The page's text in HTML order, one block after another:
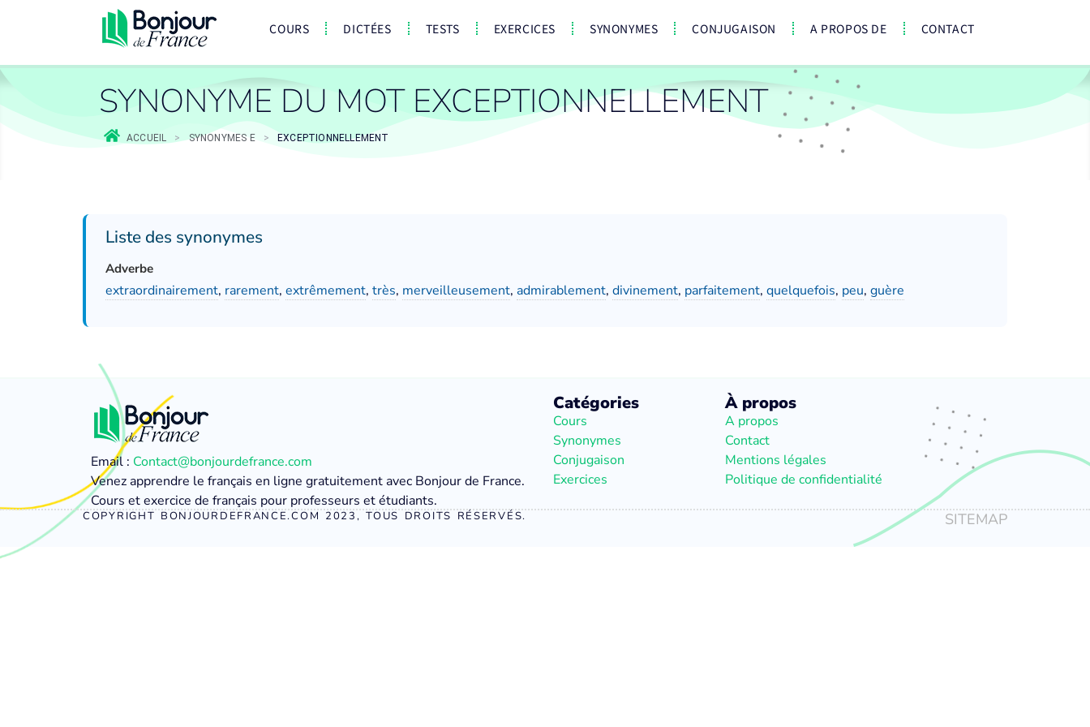
COURS DICTÉES TESTS EXERCICES SYNONYMES CONJUGAISON A PROPOS DE CONTACT
SYNONYME DU MOT EXCEPTIONNELLEMENT
ACCUEIL > SYNONYMES E > EXCEPTIONNELLEMENT
Liste des synonymes
Adverbe
extraordinairement, rarement, extrêmement, très, merveilleusement, admirablement, divinement, parfaitement, quelquefois, peu, guère
Email : Contact@bonjourdefrance.com
Venez apprendre le français en ligne gratuitement avec Bonjour de France.
Cours et exercice de français pour professeurs et étudiants.
Catégories
Cours
Synonymes
Conjugaison
Exercices
À propos
A propos
Contact
Mentions légales
Politique de confidentialité
COPYRIGHT BONJOURDEFRANCE.COM 2023, TOUS DROITS RÉSERVÉS. SITEMAP